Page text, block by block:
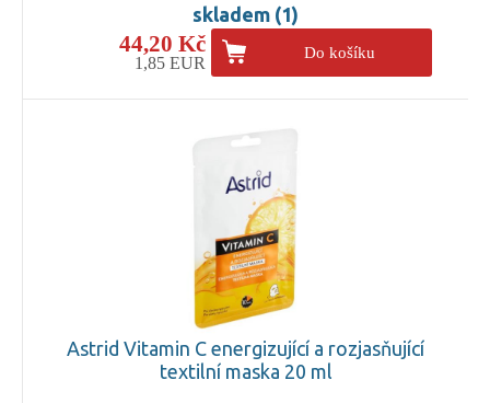
skladem (1)
44,20 Kč
1,85 EUR
Do košíku
Astrid Vitamin C energizující a rozjasňující
textilní maska 20 ml